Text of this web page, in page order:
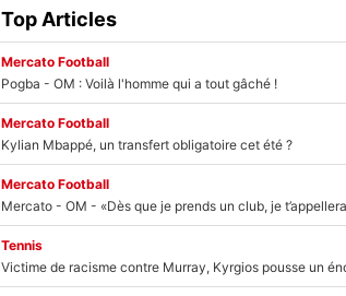
Top Articles
Mercato Football
Pogba - OM : Voilà l'homme qui a tout gâché !
Mercato Football
Kylian Mbappé, un transfert obligatoire cet été ?
Mercato Football
Tennis